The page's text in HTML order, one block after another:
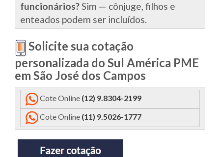
funcionários?Sim — cônjuge, filhos e
enteados podem ser incluídos.
Solicite sua cotação
personalizada do Sul América PME
em São José dos Campos
Cote Online (12) 9.8304-2199
Cote Online (11) 9.5026-1777